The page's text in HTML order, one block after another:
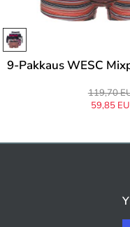
9-Pakkaus WESC
119,70
59,85